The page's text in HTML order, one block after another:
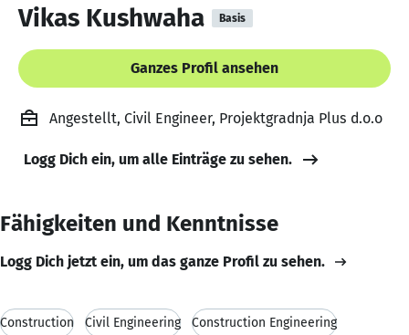
Vikas Kushwaha Basis
Ganzes Profil ansehen
Angestellt, Civil Engineer, Projektgradnja Plus d.o.o
Logg Dich ein, um alle Einträge zu sehen.
Fähigkeiten und Kenntnisse
Logg Dich jetzt ein, um das ganze Profil zu sehen.
Construction Civil Engineering Construction Engineering